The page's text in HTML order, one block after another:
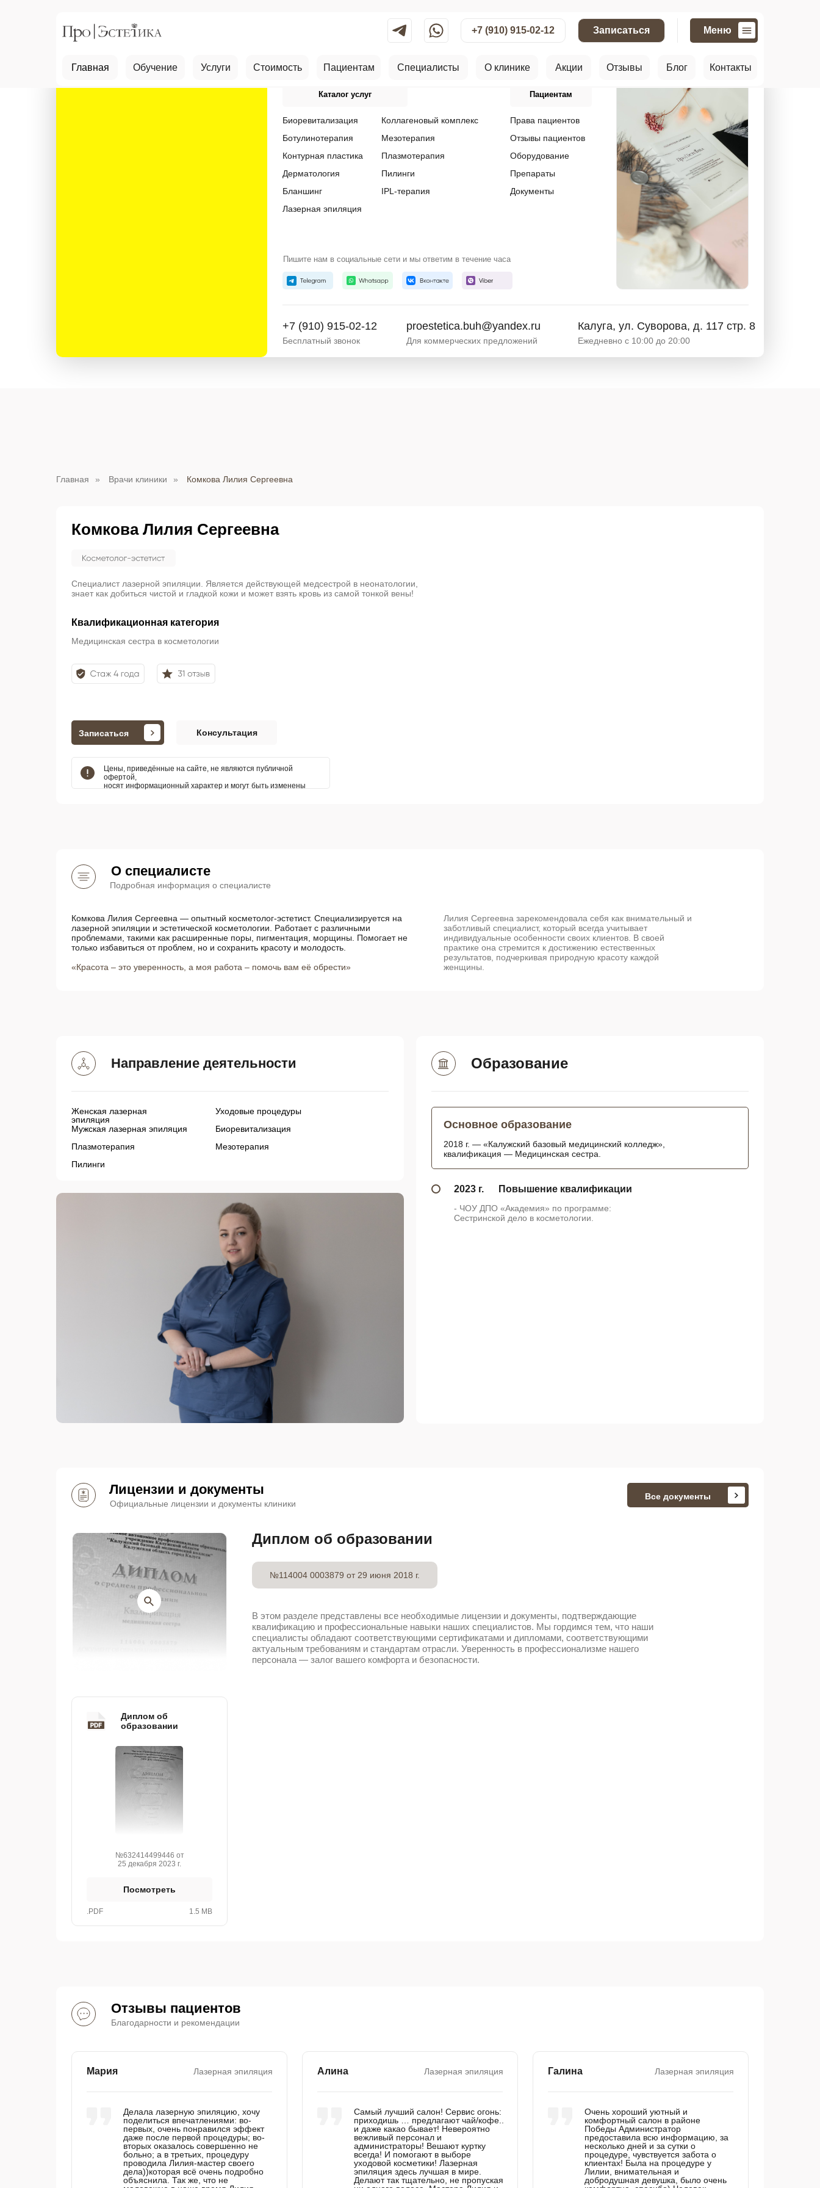
+7 (910) 915-02-12 Записаться
Главная Обучение Услуги Стоимость Пациентам Специалисты О клинике Акции Отзывы Блог Контакты
Меню
+7 (910) 915-02-12
Бесплатный звонок
Калуга, ул. Суворова, д. 117 стр. 8
Ежедневно с 10:00 до 20:00
proestetica.buh@yandex.ru
Для коммерческих предложений
Биоревитализация
Ботулинотерапия
Контурная пластика
Дерматология
Права пациентов
Бланшинг
Отзывы пациентов
Пишите нам в социальные сети и мы ответим в течение часа
Лазерная эпиляция
Оборудование
Препараты
Каталог услуг Пациентам
Документы
Коллагеновый комплекс
Мезотерапия
Плазмотерапия
Пилинги
IPL-терапия
Главная » Врачи клиники » Комкова Лилия Сергеевна
Комкова Лилия Сергеевна
Специалист лазерной эпиляции. Является действующей медсестрой в неонатологии,
знает как добиться чистой и гладкой кожи и может взять кровь из самой тонкой вены!
Квалификационная категория
Медицинская сестра в косметологии
Консультация
Цены, приведённые на сайте, не являются публичной
офертой,
носят информационный характер и могут быть изменены
Записаться
Комкова Лилия Сергеевна — опытный косметолог-эстетист. Специализируется на
лазерной эпиляции и эстетической косметологии. Работает с различными
проблемами, такими как расширенные поры, пигментация, морщины. Помогает не
только избавиться от проблем, но и сохранить красоту и молодость.
«Красота – это уверенность, а моя работа – помочь вам её обрести»
Лилия Сергеевна зарекомендовала себя как внимательный и
заботливый специалист, который всегда учитывает
индивидуальные особенности своих клиентов. В своей
практике она стремится к достижению естественных
результатов, подчеркивая природную красоту каждой
женщины.
О специалисте
Подробная информация о специалисте
Направление деятельности
Уходовые процедуры
Биоревитализация
Мезотерапия
Пилинги
Женская лазерная
эпиляция
Мужская лазерная эпиляция
Плазмотерапия
Образование
Основное образование
2018 г. — «Калужский базовый медицинский колледж»,
квалификация — Медицинская сестра.
2023 г. Повышение квалификации
- ЧОУ ДПО «Академия» по программе:
Сестринской дело в косметологии.
Диплом об образовании
В этом разделе представлены все необходимые лицензии и документы, подтверждающие
квалификацию и профессиональные навыки наших специалистов. Мы гордимся тем, что наши
специалисты обладают соответствующими сертификатами и дипломами, соответствующими
актуальным требованиям и стандартам отрасли. Уверенность в профессионализме нашего
персонала — залог вашего комфорта и безопасности.
№114004 0003879 от 29 июня 2018 г.
Лицензии и документы
Официальные лицензии и документы клиники
Все документы
Посмотреть
№632414499446 от
25 декабря 2023 г.
Диплом об
образовании
.PDF 1.5 MB
Отзывы пациентов
Благодарности и рекомендации
Мария Лазерная эпиляция
Делала лазерную эпиляцию, хочу
поделиться впечатлениями: во-
первых, очень понравился эффект
даже после первой процедуры; во-
вторых оказалось совершенно не
больно; а в третьих, процедуру
проводила Лилия-мастер своего
дела))которая всё очень подробно
объяснила. Так же, что не
Алина Лазерная эпиляция
Самый лучший салон! Сервис огонь:
приходишь … предлагают чай/кофе..
и даже какао бывает! Невероятно
вежливый персонал и
администраторы! Вешают куртку
всегда! И помогают в выборе
уходовой косметики! Лазерная
эпиляция здесь лучшая в мире.
Делают так тщательно, не пропуская
Галина Лазерная эпиляция
Очень хороший уютный и
комфортный салон в районе
Победы Администратор
предоставила всю информацию, за
несколько дней и за сутки о
процедуре, чувствуется забота о
клиентах! Была на процедуре у
Лилии, внимательная и
добродушная девушка, было очень